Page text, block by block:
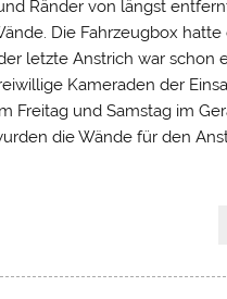
Ränder von längst
Die Fahrzeugbox
letzte Anstrich war schon
Kameraden der
Freitag und Samstag im
die Wände für den